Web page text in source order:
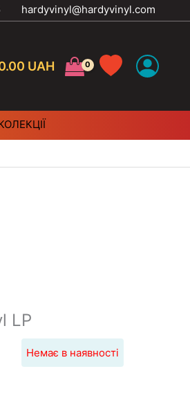
hardyvinyl@hardyvinyl.com
UAH
LP
Немає в наявності